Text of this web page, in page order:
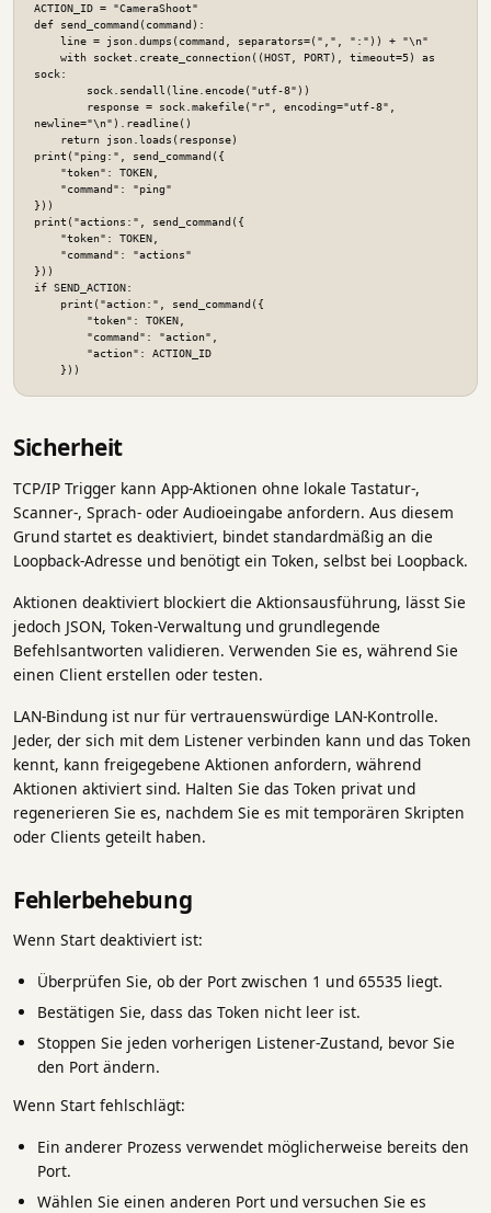
ACTION_ID = "CameraShoot"
def send_command(command):
sock:
newline="\n").readline()
print("ping:", send_command({
}))
print("actions:", send_command({
}))
if SEND_ACTION:
    }))
Sicherheit
TCP/IP Trigger kann App-Aktionen ohne lokale Tastatur-,
Scanner-, Sprach- oder Audioeingabe anfordern. Aus diesem
Grund startet es deaktiviert, bindet standardmäßig an die
Loopback-Adresse und benötigt ein Token, selbst bei Loopback.
Aktionen deaktiviert blockiert die Aktionsausführung, lässt Sie
jedoch JSON, Token-Verwaltung und grundlegende
Befehlsantworten validieren. Verwenden Sie es, während Sie
einen Client erstellen oder testen.
LAN-Bindung ist nur für vertrauenswürdige LAN-Kontrolle.
Jeder, der sich mit dem Listener verbinden kann und das Token
kennt, kann freigegebene Aktionen anfordern, während
Aktionen aktiviert sind. Halten Sie das Token privat und
regenerieren Sie es, nachdem Sie es mit temporären Skripten
oder Clients geteilt haben.
Fehlerbehebung
Wenn Start deaktiviert ist:
Überprüfen Sie, ob der Port zwischen 1 und 65535 liegt.
Bestätigen Sie, dass das Token nicht leer ist.
Stoppen Sie jeden vorherigen Listener-Zustand, bevor Sie
den Port ändern.
Wenn Start fehlschlägt:
Ein anderer Prozess verwendet möglicherweise bereits den
Port.
Wählen Sie einen anderen Port und versuchen Sie es